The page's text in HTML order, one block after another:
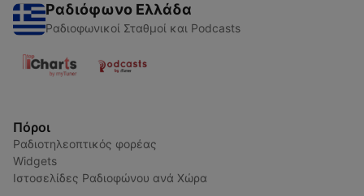
Ραδιόφωνο Ελλάδα
Ραδιοφωνικοί Σταθμοί και Podcasts
Πόροι
Ραδιοτηλεοπτικός φορέας
Widgets
Ιστοσελίδες Ραδιοφώνου ανά Χώρα